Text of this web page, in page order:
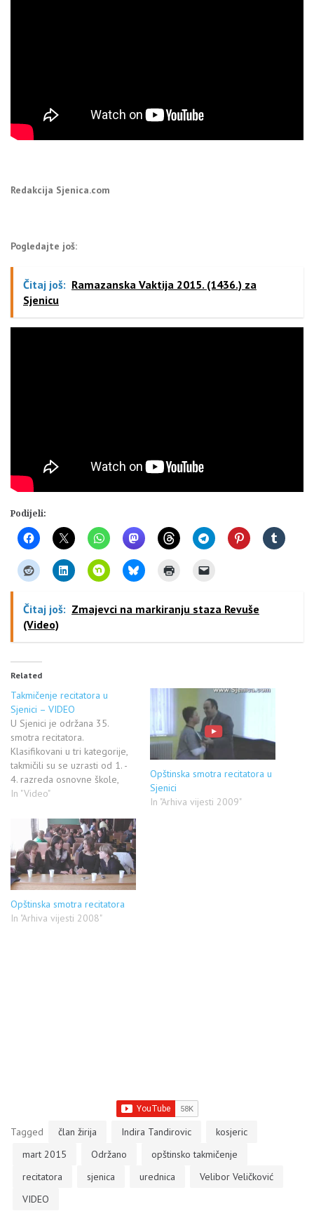
Redakcija Sjenica.com
Pogledajte još:
Čitaj još: Ramazanska Vaktija 2015. (1436.) za
Sjenicu
Podijeli:
Čitaj još: Zmajevci na markiranju staza Revuše
(Video)
Related
Takmičenje recitatora u
Sjenici – VIDEO
U Sjenici je održana 35.
smotra recitatora.
Klasifikovani u tri kategorije,
takmičili su se uzrasti od 1. -
4. razreda osnovne škole,
zatim druga kategorija od 5. -
srednjoškolci. Predsednik
žirija bio je poznati sjenički
pesnik Velibor Veličković, koji
je imao samo reči hvale za
takmičare…
In "Video"
Opštinska smotra recitatora u
Sjenici
In "Arhiva vijesti 2009"
Opštinska smotra recitatora
In "Arhiva vijesti 2008"
Tagged član žirija Indira Tandirovic
kosjeric
mart 2015
Održano
opštinsko takmičenje
recitatora
sjenica urednica
Velibor Veličković
VIDEO